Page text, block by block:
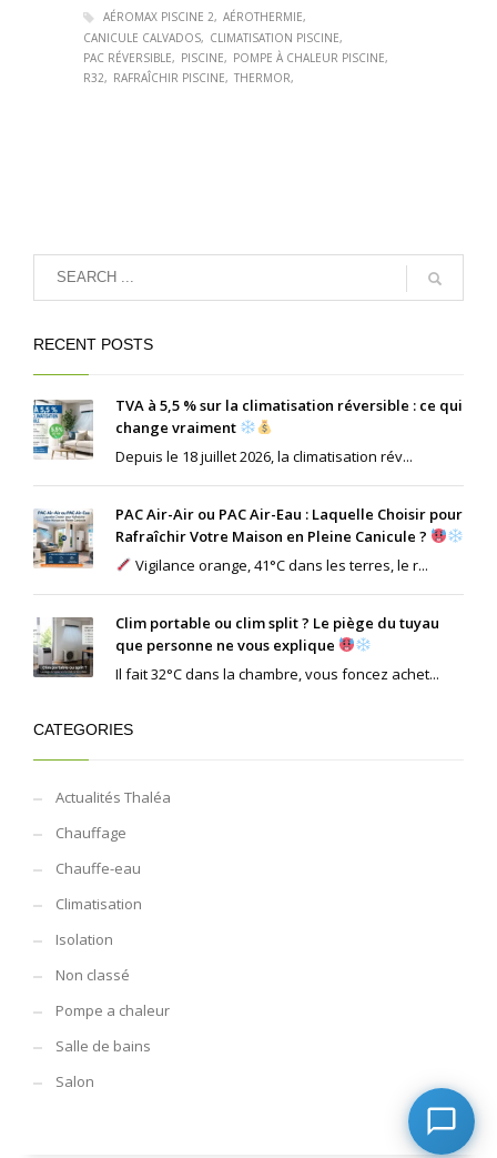
AÉROMAX PISCINE 2
AÉROTHERMIE
CANICULE CALVADOS
CLIMATISATION PISCINE
PAC RÉVERSIBLE
PISCINE
POMPE À CHALEUR PISCINE
R32
RAFRAÎCHIR PISCINE THERMOR
RECENT POSTS
TVA à 5,5 % sur la climatisation réversible : ce qui
change vraiment
Depuis le 18 juillet 2026, la climatisation rév...
PAC Air-Air ou PAC Air-Eau : Laquelle Choisir pour
Rafraîchir Votre Maison en Pleine Canicule ?
Vigilance orange, 41°C dans les terres, le r...
Clim portable ou clim split ? Le piège du tuyau
que personne ne vous explique
Il fait 32°C dans la chambre, vous foncez achet...
CATEGORIES
Actualités Thaléa
Chauffage
Chauffe-eau
Climatisation
Isolation
Non classé
Pompe a chaleur
Salle de bains
Salon